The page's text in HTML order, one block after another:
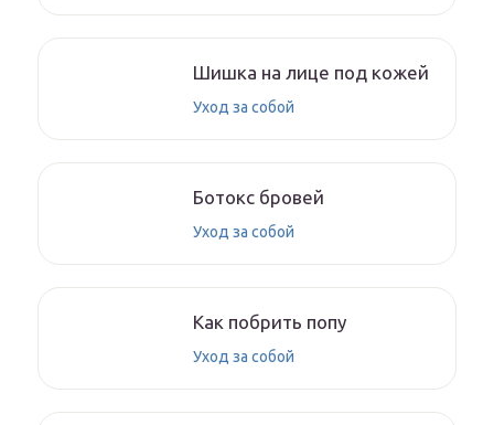
Шишка на лице под кожей
Уход за собой
Ботокс бровей
Уход за собой
Как побрить попу
Уход за собой